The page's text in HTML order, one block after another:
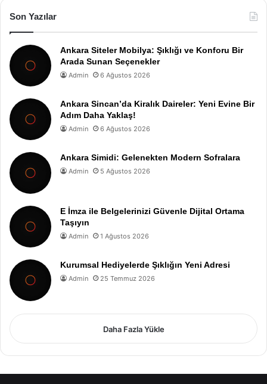
Son Yazılar
Ankara Siteler Mobilya: Şıklığı ve Konforu Bir
Arada Sunan Seçenekler
Admin 6 Ağustos 2026
Ankara Sincan’da Kiralık Daireler: Yeni Evine Bir
Adım Daha Yaklaş!
Admin 6 Ağustos 2026
Ankara Simidi: Gelenekten Modern Sofralara
Admin 5 Ağustos 2026
E İmza ile Belgelerinizi Güvenle Dijital Ortama
Taşıyın
Admin 1 Ağustos 2026
Kurumsal Hediyelerde Şıklığın Yeni Adresi
Admin 25 Temmuz 2026
Daha Fazla Yükle